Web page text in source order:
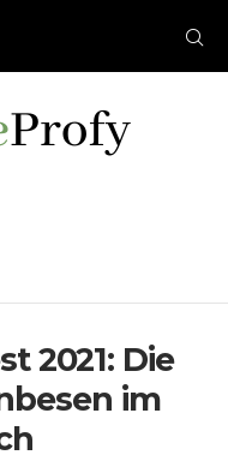
2021: Die
im